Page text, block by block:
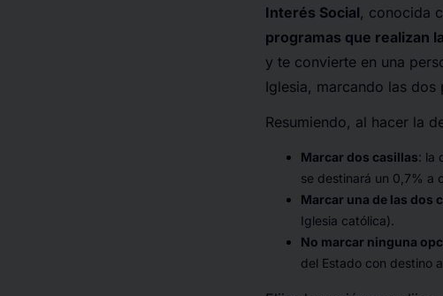
Interés Social, conocida
programas que realizan
y te convierte en una
Iglesia, marcando las
Resumiendo, al hacer la
Marcar dos casillas: la
se destinará un 0,7% a
Marcar una de las dos
Iglesia católica).
No marcar ninguna
del Estado con destino